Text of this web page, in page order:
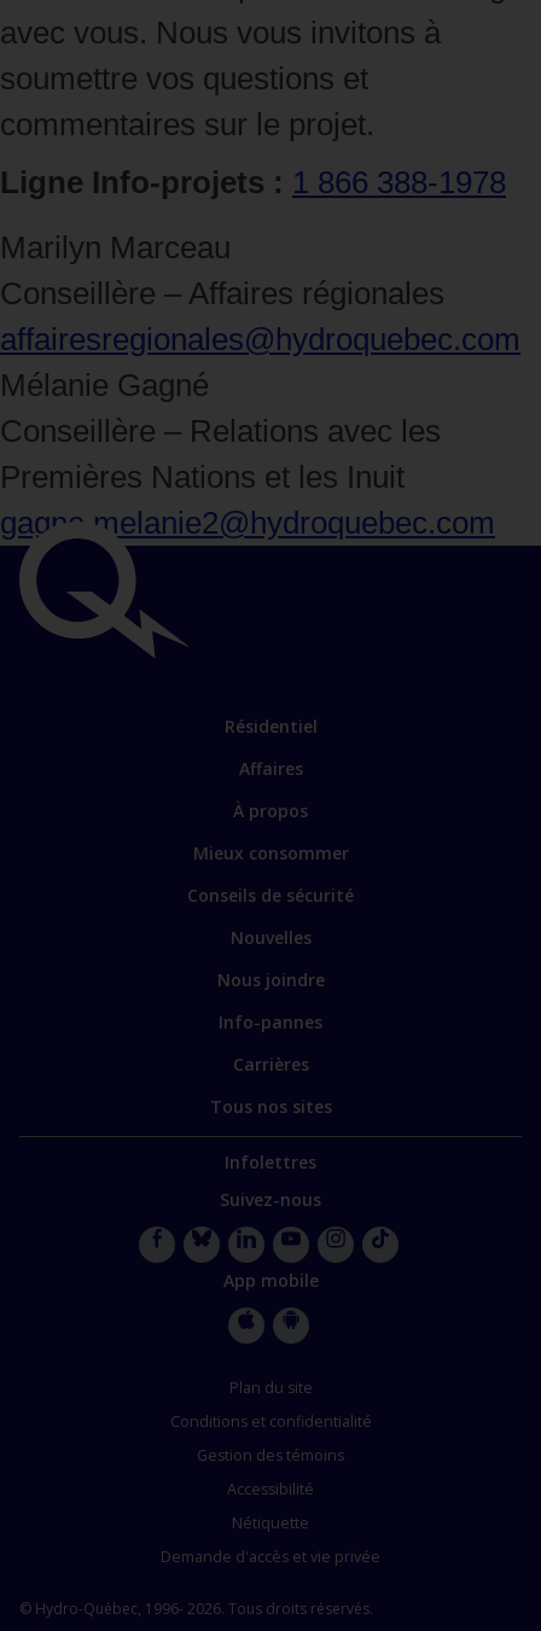
avec vous. Nous vous invitons à
soumettre vos questions et
commentaires sur le projet.
Ligne Info‑projets : 1 866 388‑1978
Marilyn Marceau
Conseillère – Affaires régionales
affairesregionales@hydroquebec.com
Mélanie Gagné
Conseillère – Relations avec les
Premières Nations et les Inuit
gagne.melanie2@hydroquebec.com
importants
Lien
les
principales
Résidentiel
Affaires
Lien
certains
sites
À propos
Mieux consommer
Conseils de sécurité
Nouvelles
Nous joindre
Info-pannes
Carrières
Tous nos sites
Infolettres
Suivez-nous
BlueskyLinkedInYouTube
App mobile
StoreStore
Plan du site
Conditions et confidentialité
Gestion des témoins
Accessibilité
Nétiquette
Demande d'accès et vie privée
© Hydro-Québec, 1996- 2026. Tous droits réservés.